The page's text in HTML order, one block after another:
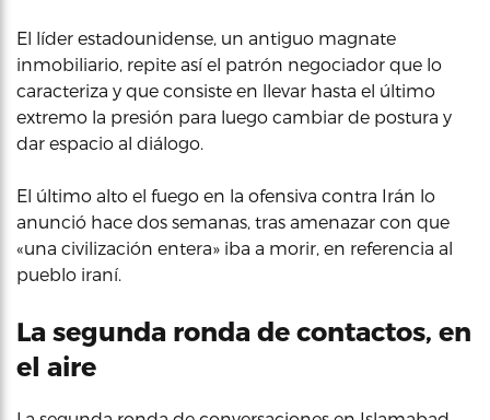
El líder estadounidense, un antiguo magnate
inmobiliario, repite así el patrón negociador que lo
caracteriza y que consiste en llevar hasta el último
extremo la presión para luego cambiar de postura y
dar espacio al diálogo.
El último alto el fuego en la ofensiva contra Irán lo
anunció hace dos semanas, tras amenazar con que
«una civilización entera» iba a morir, en referencia al
pueblo iraní.
La segunda ronda de contactos, en
el aire